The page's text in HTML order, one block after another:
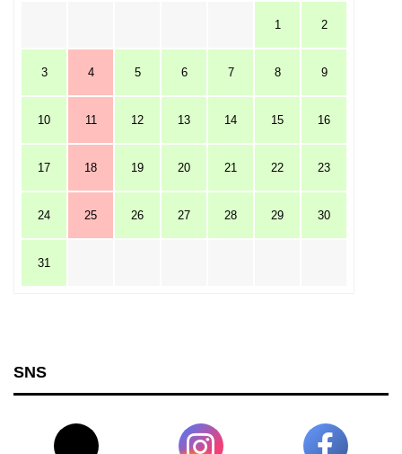
1 2
3 4 5 6 7 8 9
10 11 12 13 14 15 16
17 18 19 20 21 22 23
24 25 26 27 28 29 30
31
SNS